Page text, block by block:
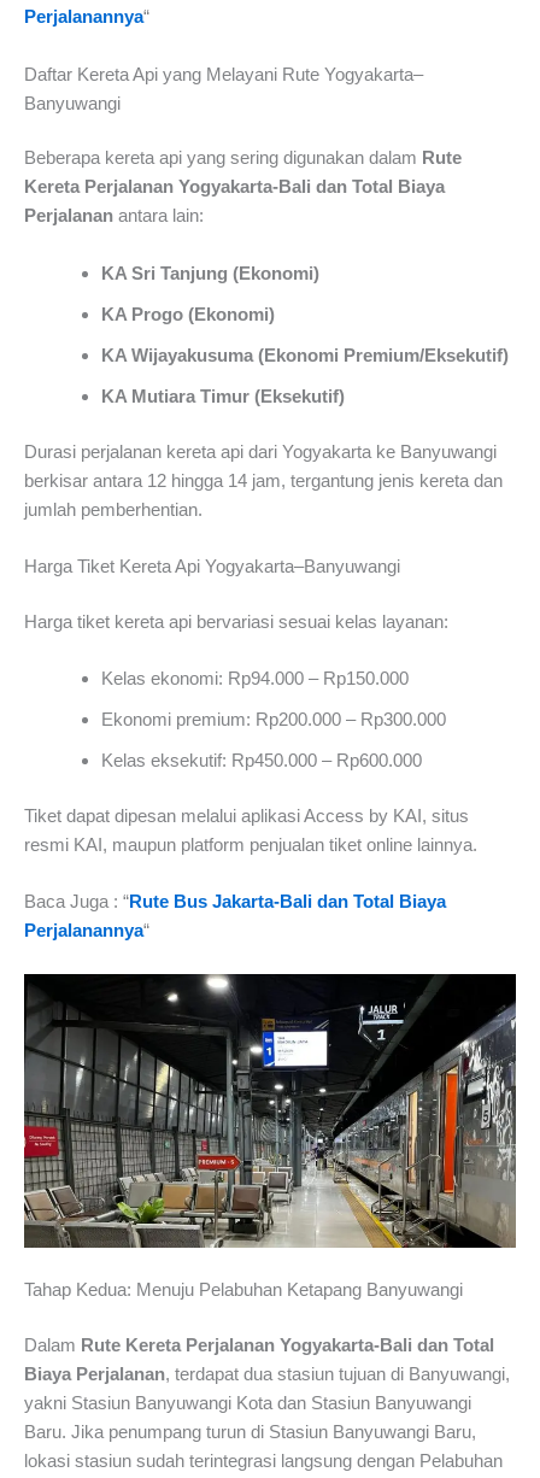
Perjalanannya“
Daftar Kereta Api yang Melayani Rute Yogyakarta–
Banyuwangi
Beberapa kereta api yang sering digunakan dalam Rute
Kereta Perjalanan Yogyakarta-Bali dan Total Biaya
Perjalanan antara lain:
KA Sri Tanjung (Ekonomi)
KA Progo (Ekonomi)
KA Wijayakusuma (Ekonomi Premium/Eksekutif)
KA Mutiara Timur (Eksekutif)
Durasi perjalanan kereta api dari Yogyakarta ke Banyuwangi
berkisar antara 12 hingga 14 jam, tergantung jenis kereta dan
jumlah pemberhentian.
Harga Tiket Kereta Api Yogyakarta–Banyuwangi
Harga tiket kereta api bervariasi sesuai kelas layanan:
Kelas ekonomi: Rp94.000 – Rp150.000
Ekonomi premium: Rp200.000 – Rp300.000
Kelas eksekutif: Rp450.000 – Rp600.000
Tiket dapat dipesan melalui aplikasi Access by KAI, situs
resmi KAI, maupun platform penjualan tiket online lainnya.
Baca Juga : “Rute Bus Jakarta-Bali dan Total Biaya
Perjalanannya“
Tahap Kedua: Menuju Pelabuhan Ketapang Banyuwangi
Dalam Rute Kereta Perjalanan Yogyakarta-Bali dan Total
Biaya Perjalanan, terdapat dua stasiun tujuan di Banyuwangi,
yakni Stasiun Banyuwangi Kota dan Stasiun Banyuwangi
Baru. Jika penumpang turun di Stasiun Banyuwangi Baru,
lokasi stasiun sudah terintegrasi langsung dengan Pelabuhan